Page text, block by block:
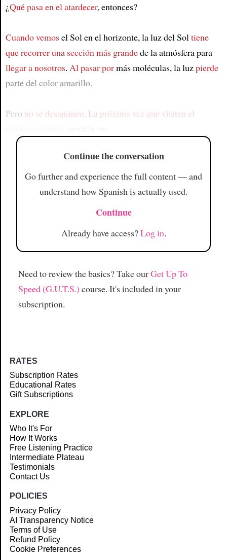
¿Qué pasa en el atardecer, entonces?
Cuando vemosel Sol en el horizonte, la luz del Soltiene
que recorrer una sección más grandede la atmósfera para
llegar a nosotros. Al pasar pormás moléculas, la luzpierde
parte del color amarillo.
Pero no se desanimen. La próxima vez que visiten el
Continue the conversation
Go further and experience the full content — and
understand how Spanish is actually used.
Continue
Already have access?Log in.
Need to review the basics? Take ourGet Up To
Speed (G.U.T.S.) course. It's included in your
subscription.
RATES
Subscription Rates
Educational Rates
Gift Subscriptions
EXPLORE
Who It's For
How It Works
Free Listening Practice
Intermediate Plateau
Testimonials
Contact Us
POLICIES
Privacy Policy
AI Transparency Notice
Terms of Use
Refund Policy
Cookie Preferences